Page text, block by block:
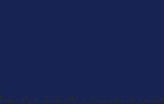
قبلجایزه یک میلیونی دلاری ایلان ماسک به رای